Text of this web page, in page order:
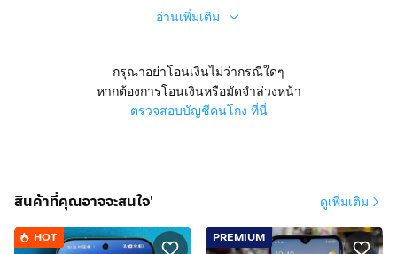
อ่านเพิ่มเติม
กรุณาอย่าโอนเงินไม่ว่ากรณีใดๆ
หากต้องการโอนเงินหรือมัดจำล่วงหน้า
ตรวจสอบบัญชีคนโกง ที่นี่
สินค้าที่คุณอาจจะสนใจ' ดูเพิ่มเติม
HOT PREMIUM